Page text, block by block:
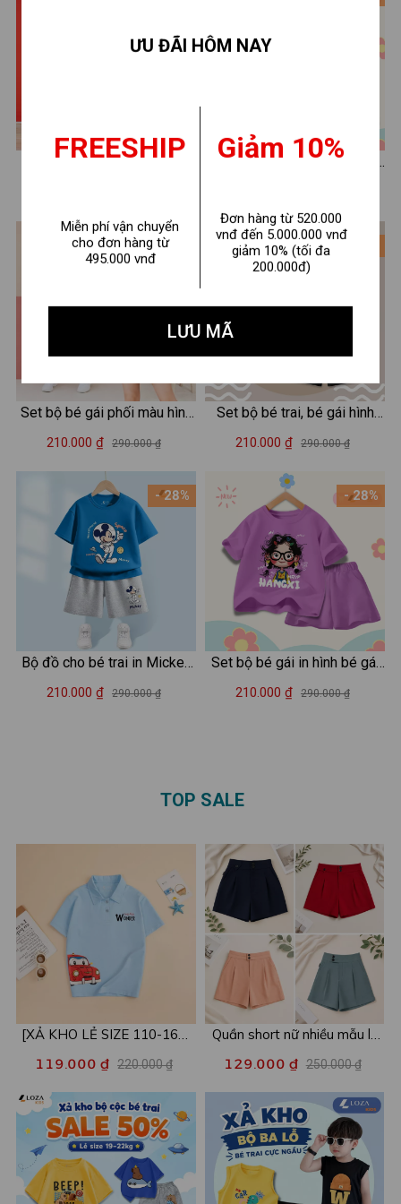
Đồ bộ bé gái in số 7 - Loza
- 28%
Set bộ bé gái phối màu hình
Cánh cụt Gugugaga - Loza
210.000 ₫ 290.000 ₫
- 28%
Bộ đồ cho bé trai in Mickey
2025 - Quần áo trẻ em nam
210.000 ₫ 290.000 ₫
Set bộ bé gái in hình Bé gái
Set bộ bé trai, bé gái hình
capybara đeo cặp - Loza
210.000 ₫ 290.000 ₫
- 28%
Set bộ bé gái in hình bé gái
hot trend - Loza Kids SB353
210.000 ₫ 290.000 ₫
[XẢ KHO LẺ SIZE 110-160]
mẫu - Áo trẻ em từ 15-42kg
- Loza Kids XPL001
119.000 ₫ 220.000 ₫
Quần short nữ nhiều mẫu lẻ
còn 99k/c - Loza XA016
129.000 ₫ 250.000 ₫
TOP SALE
ƯU ĐÃI HÔM NAY
FREESHIP
Miễn phí vận chuyển
cho đơn hàng từ
495.000 vnđ
Giảm 10%
Đơn hàng từ 520.000
vnđ đến 5.000.000 vnđ
giảm 10% (tối đa
200.000đ)
LƯU MÃ